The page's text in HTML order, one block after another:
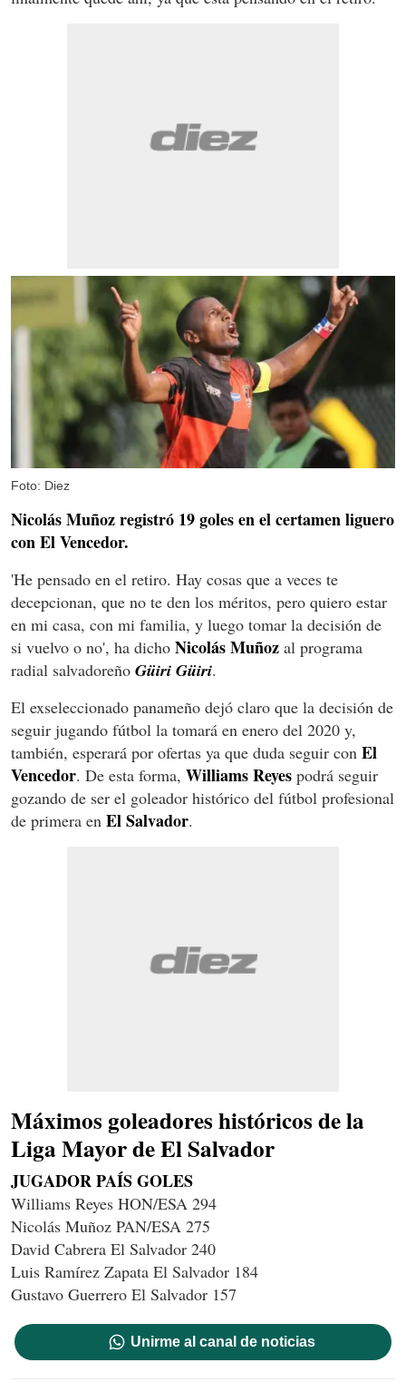
Foto: Diez
Nicolás Muñoz registró 19 goles en el certamen liguero
con El Vencedor.
'He pensado en el retiro. Hay cosas que a veces te
decepcionan, que no te den los méritos, pero quiero estar
en mi casa, con mi familia, y luego tomar la decisión de
si vuelvo o no', ha dicho NicolásMuñoz al programa
radial salvadoreño Güiri Güiri.
El exseleccionado panameño dejó claro que la decisión de
seguir jugando fútbol la tomará en enero del 2020 y,
también, esperará por ofertas ya que duda seguir con El
Vencedor. De esta forma, WilliamsReyes podrá seguir
gozando de ser el goleador histórico del fútbol profesional
de primera en El Salvador.
Máximos goleadores históricos de la
Liga Mayor de El Salvador
JUGADOR PAÍS GOLES
Williams Reyes HON/ESA 294
Nicolás Muñoz PAN/ESA 275
David Cabrera El Salvador 240
Luis Ramírez Zapata El Salvador 184
Gustavo Guerrero El Salvador 157
Unirme al canal de noticias